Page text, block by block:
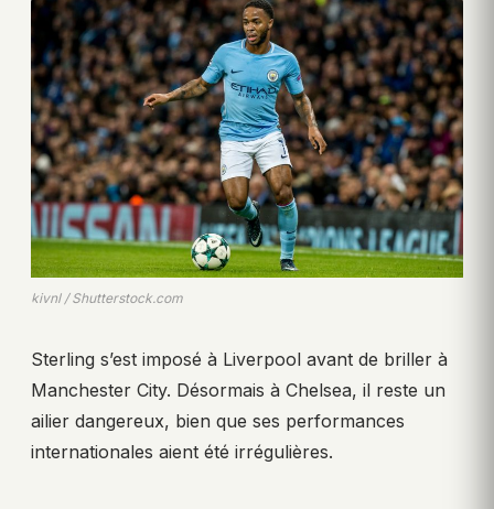
kivnl / Shutterstock.com
Sterling s’est imposé à Liverpool avant de briller à
Manchester City. Désormais à Chelsea, il reste un
ailier dangereux, bien que ses performances
internationales aient été irrégulières.